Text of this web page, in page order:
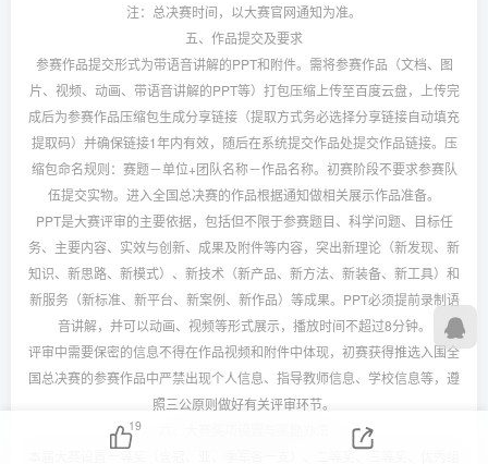
注：总决赛时间，以大赛官网通知为准。
五、作品提交及要求
参赛作品提交形式为带语音讲解的PPT和附件。需将参赛作品（文档、图
片、视频、动画、带语音讲解的PPT等）打包压缩上传至百度云盘，上传完
成后为参赛作品压缩包生成分享链接（提取方式务必选择分享链接自动填充
提取码）并确保链接1年内有效，随后在系统提交作品处提交作品链接。压
缩包命名规则：赛题－单位+团队名称－作品名称。初赛阶段不要求参赛队
伍提交实物。进入全国总决赛的作品根据通知做相关展示作品准备。
PPT是大赛评审的主要依据，包括但不限于参赛题目、科学问题、目标任
务、主要内容、实效与创新、成果及附件等内容，突出新理论（新发现、新
知识、新思路、新模式）、新技术（新产品、新方法、新装备、新工具）和
新服务（新标准、新平台、新案例、新作品）等成果。PPT必须提前录制语
音讲解，并可以动画、视频等形式展示，播放时间不超过8分钟。
评审中需要保密的信息不得在作品视频和附件中体现，初赛获得推选入围全
国总决赛的参赛作品中严禁出现个人信息、指导教师信息、学校信息等，遵
照三公原则做好有关评审环节。
本届大赛设置一等奖（含冠、亚、季军各一支）、二等奖、三等奖、优秀组
19